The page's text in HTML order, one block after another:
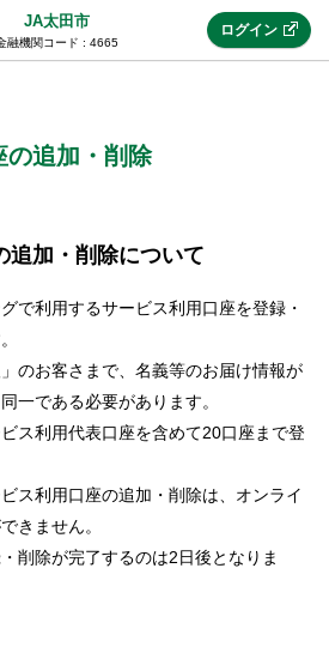
JA太田市
融機関コード : 4665
JAネットバンク)
ログイン
の追加・削除
追加・削除について
で利用するサービス利用口座を登録・
のお客さまで、名義等のお届け情報が
一である必要があります。
ス利用代表口座を含めて20口座まで登
ス利用口座の追加・削除は、オンライ
きません。
削除が完了するのは2日後となりま